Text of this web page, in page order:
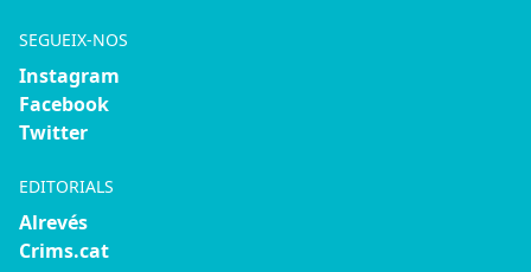
SEGUEIX-NOS
Instagram
Facebook
Twitter
EDITORIALS
Alrevés
Crims.cat